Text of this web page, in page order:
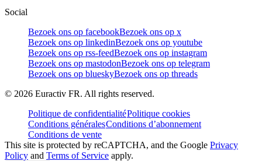
Social
Bezoek ons op facebookBezoek ons op x
Bezoek ons op linkedinBezoek ons op youtube
Bezoek ons op rss-feedBezoek ons op instagram
Bezoek ons op mastodonBezoek ons op telegram
Bezoek ons op blueskyBezoek ons op threads
© 2026 Euractiv FR. All rights reserved.
Politique de confidentialitéPolitique cookies
Conditions généralesConditions d’abonnement
Conditions de vente
This site is protected by reCAPTCHA, and the Google Privacy
Policy and Terms of Service apply.